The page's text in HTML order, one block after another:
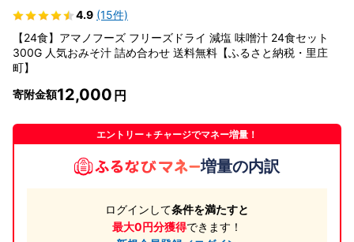
4.9 (15件)
【24食】アマノフーズ フリーズドライ 減塩 味噌汁 24食セット
300G 人気おみそ汁 詰め合わせ 送料無料【ふるさと納税・里庄
町】
寄附金額12,000
エントリー＋チャージでマネー増量！
増量の内訳
ログインして条件を満たすと
最大0円分獲得できます！